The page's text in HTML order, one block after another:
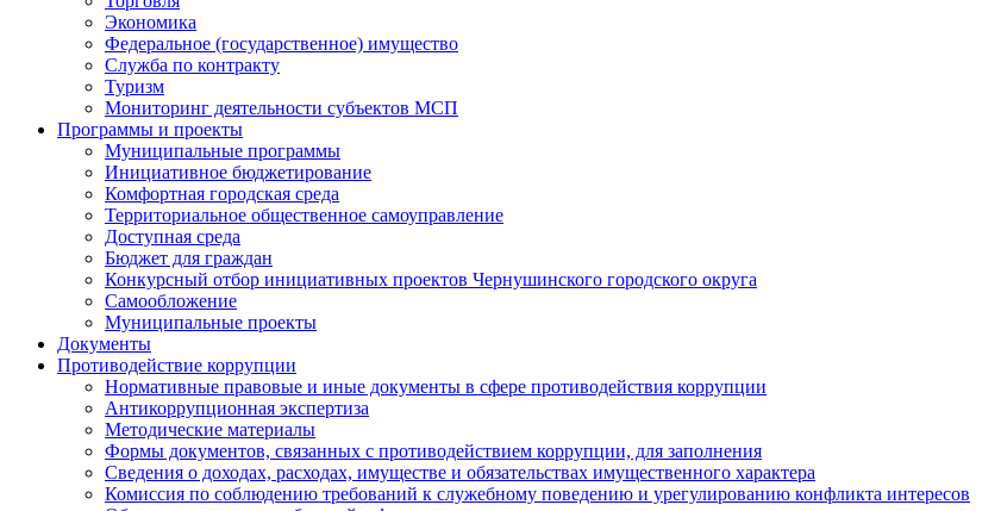
Экономика
Федеральное (государственное) имущество
Служба по контракту
Туризм
Мониторинг деятельности субъектов МСП
Программы и проекты
Муниципальные программы
Инициативное бюджетирование
Комфортная городская среда
Территориальное общественное самоуправление
Доступная среда
Бюджет для граждан
Конкурсный отбор инициативных проектов Чернушинского городского округа
Самообложение
Муниципальные проекты
Документы
Противодействие коррупции
Нормативные правовые и иные документы в сфере противодействия коррупции
Антикоррупционная экспертиза
Методические материалы
Формы документов, связанных с противодействием коррупции, для заполнения
Сведения о доходах, расходах, имуществе и обязательствах имущественного характера
Комиссия по соблюдению требований к служебному поведению и урегулированию конфликта интересов